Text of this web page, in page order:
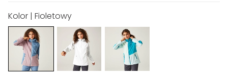
Kolor | Fioletowy